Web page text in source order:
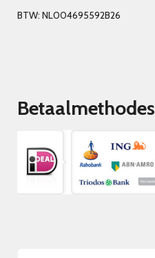
BTW: NL004695592B26
Betaalmethodes